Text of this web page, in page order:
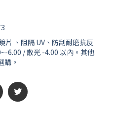
片 、阻隔 UV、防刮耐磨抗反
6.00 / 散光 -4.00 以內。其他
購。